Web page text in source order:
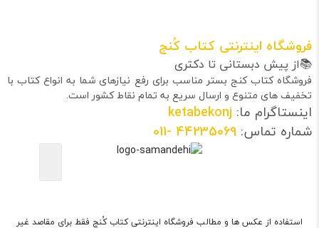
فروشگاه اینترنتی کتاب کُنج
📚از پیش دبستانی تا دکتری
فروشگاه کتاب کنج بستر مناسب برای رفع نیازهای شما به انواع کتاب با
تخفیف های متنوع و ارسال سریع به تمام نقاط کشور است.
اینستاگرام ما: ketabekonj
شماره تماس: 44235069
-011
استفاده از عکس ها و مطالب فروشگاه اینترنتی کتاب کُنج فقط برای مقاصد غیر